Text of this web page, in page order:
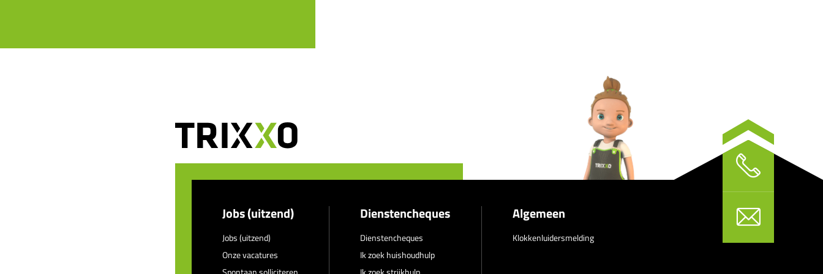
Jobs (uitzend)
Jobs (uitzend)
Onze vacatures
Dienstencheques
Dienstencheques
Ik zoek huishoudhulp
Algemeen
Klokkenluidersmelding